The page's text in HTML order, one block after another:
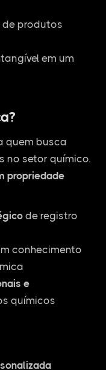
produtos
em um
quem busca
no setor químico.
propriedade
de registro
conhecimento
e
químicos